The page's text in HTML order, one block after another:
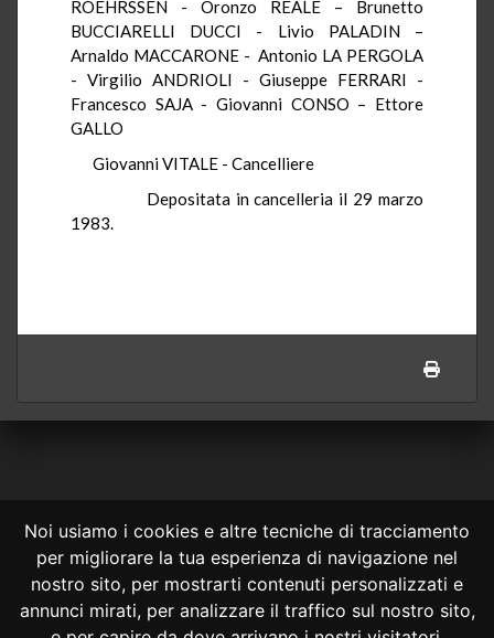
Noi usiamo i cookies e altre tecniche di tracciamento
per migliorare la tua esperienza di navigazione nel
nostro sito, per mostrarti contenuti personalizzati e
annunci mirati, per analizzare il traffico sul nostro sito,
ROEHRSSEN - Oronzo REALE – Brunetto
BUCCIARELLI DUCCI - Livio PALADIN –
Arnaldo MACCARONE - Antonio LA PERGOLA
- Virgilio ANDRIOLI - Giuseppe FERRARI -
Francesco SAJA - Giovanni CONSO – Ettore
GALLO
Giovanni VITALE - Cancelliere
Depositata in cancelleria il 29 marzo
1983.
CONSULTA ONLINE DAL 1995 -NOTE LEGALI
Consulta OnLine non ha prodotto e non è responsabile per i contenuti e
le informazioni legali di siti collegati.